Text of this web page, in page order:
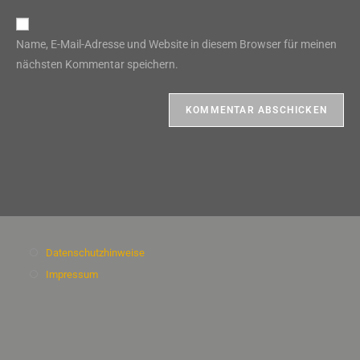
ein
zum
Kommentieren
ein
Website-
Name, E-Mail-Adresse und Website in diesem Browser für meinen
nächsten Kommentar speichern.
Datenschutzhinweise
Impressum